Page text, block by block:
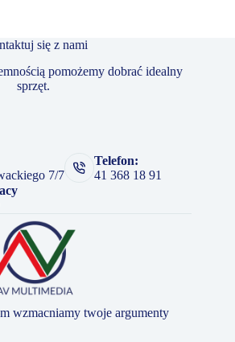
się z nami
pomożemy dobrać idealny
sprzęt.
7/7
Telefon:
41 368 18 91
wzmacniamy twoje argumenty